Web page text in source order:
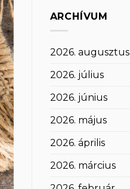
ARCHÍVUM
2026. augusztus
2026. július
2026. június
2026. május
2026. április
2026. március